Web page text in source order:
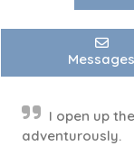
Messages
I open up
adventurously.